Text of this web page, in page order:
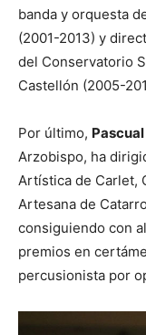
banda y orquesta
(2001-2013) y
del Conservatorio
Castellón (2005-
Por último,
Arzobispo, ha
Artística de Carlet,
Artesana de
consiguiendo con
premios en
percusionista por